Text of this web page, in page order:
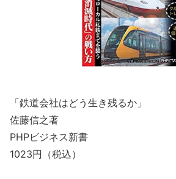
「鉄道会社はどう生き残るか」
佐藤信之著
PHPビジネス新書
1023円（税込）